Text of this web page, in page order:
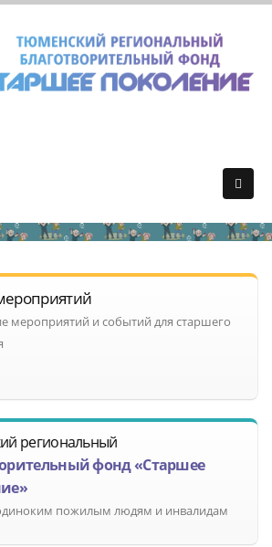
мероприятий и событий для старшего
региональный
фонд «Старшее
пожилым людям и инвалидам